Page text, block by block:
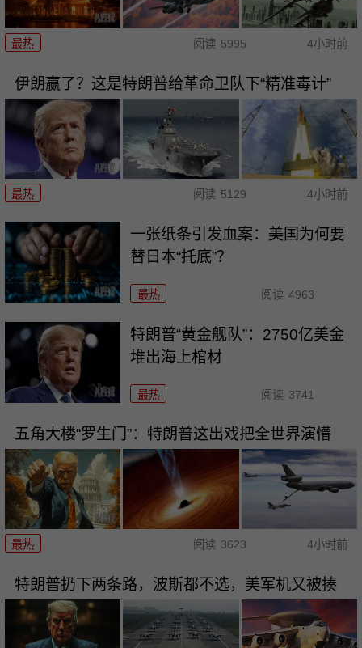
最热 阅读 5995 4小时前
伊朗赢了？这是特朗普给革命卫队下“精准毒计”
最热 阅读 5129 4小时前
一张纸条引发血案：美国为何要
替日本“托底”？
最热 阅读 4963
特朗普“黄金舰队”：2750亿美金
堆出海上棺材
最热 阅读 3741
五角大楼“罗生门”：特朗普这出戏把全世界演懵
最热 阅读 3623 4小时前
特朗普扔下两条路，波斯都不选，美军机又被揍